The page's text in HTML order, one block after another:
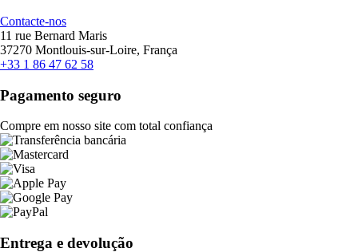
Contacte-nos
11 rue Bernard Maris
37270 Montlouis-sur-Loire, França
+33 1 86 47 62 58
Pagamento seguro
Compre em nosso site com total confiança
Entrega e devolução